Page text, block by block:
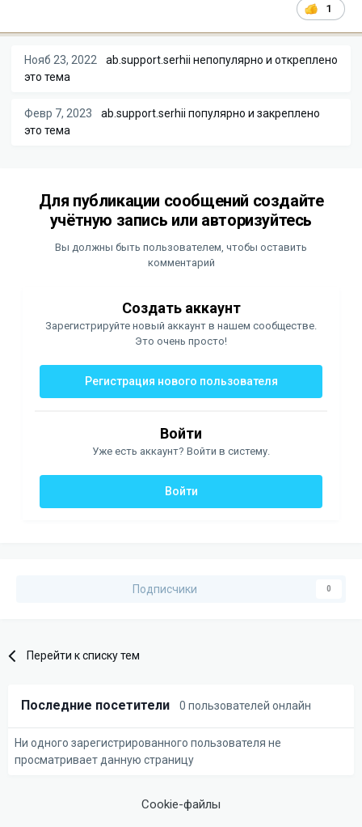
1
Нояб 23, 2022 ab.support.serhii непопулярно и откреплено
это тема
Февр 7, 2023 ab.support.serhii популярно и закреплено
это тема
Для публикации сообщений создайте
учётную запись или авторизуйтесь
Вы должны быть пользователем, чтобы оставить
комментарий
Создать аккаунт
Зарегистрируйте новый аккаунт в нашем сообществе.
Это очень просто!
Регистрация нового пользователя
Войти
Уже есть аккаунт? Войти в систему.
Войти
Подписчики 0
Перейти к списку тем
Последние посетители 0 пользователей онлайн
Ни одного зарегистрированного пользователя не
просматривает данную страницу
Cookie-файлы